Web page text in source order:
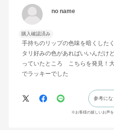
no name
購入確認済み
手持ちのリップの色味を暗くした
タリ好みの色があればいいんだけ
っていたところ こちらを発見！
でラッキーでした
参考にな
※お客様の嬉しいお声を